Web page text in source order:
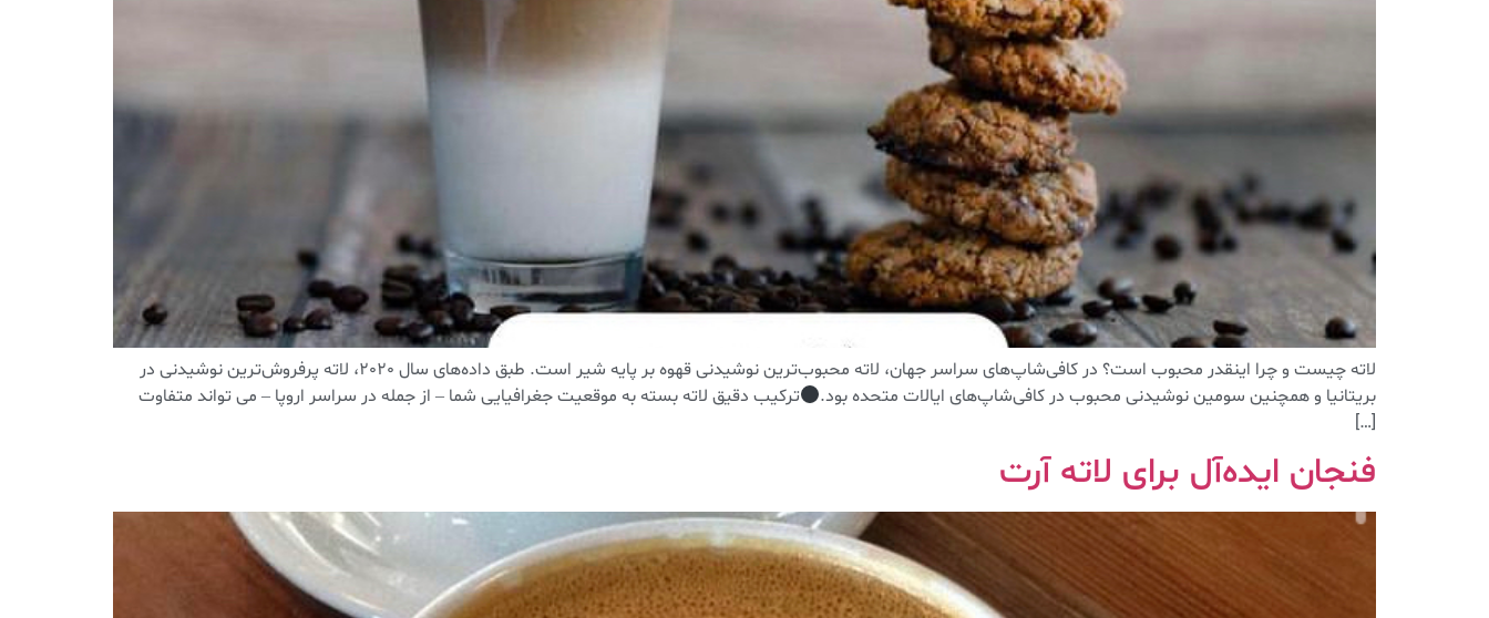
لاته چیست و چرا اینقدر محبوب است؟ در کافی‌شاپ‌های سراسر جهان، لاته محبوب‌ترین نوشیدنی قهوه بر پایه شیر است. طبق داده‌های سال 2020، لاته پرفروش‌ترین نوشیدنی در
بریتانیا و همچنین سومین نوشیدنی محبوب در کافی‌شاپ‌های ایالات متحده بود.
ترکیب دقیق لاته بسته به موقعیت جغرافیایی شما – از جمله در سراسر اروپا – می تواند متفاوت
[…]
فنجان ایده‌آل برای لاته آرت